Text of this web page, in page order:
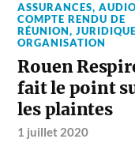
ASSURANCES,
COMPTE RENDU DE
RÉUNION,
ORGANISATION
Rouen
fait le point
les plaintes
1 juillet 2020